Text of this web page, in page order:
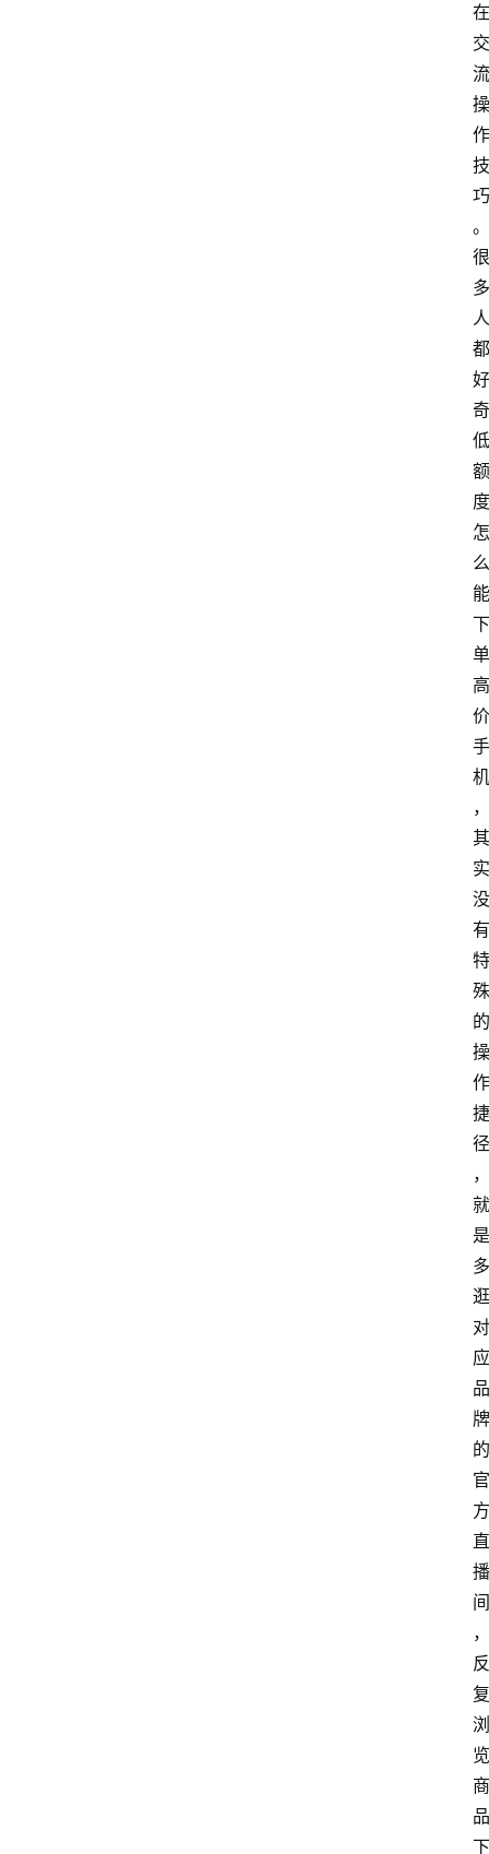
在
交
流
操
作
技
巧
。
很
多
人
都
好
奇
低
额
度
怎
么
能
下
单
高
价
手
机
，
其
实
没
有
特
殊
的
操
作
捷
径
，
就
是
多
逛
对
应
品
牌
的
官
方
直
播
间
，
反
复
浏
览
商
品
下